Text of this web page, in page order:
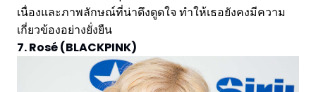
เนื่องและภาพลักษณ์ที่น่าดึงดูดใจ ทำให้เธอยังคงมีความ
เกี่ยวข้องอย่างยั่งยืน
7. Rosé (BLACKPINK)